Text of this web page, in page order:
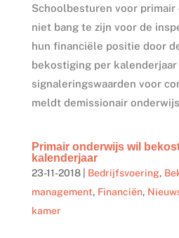
Schoolbesturen voor primair
niet bang te zijn voor de
hun financiële positie door
bekostiging per kalenderjaar
signaleringswaarden voor
meldt demissionair
Primair onderwijs wil
kalenderjaar
23-11-2018| Bedrijfsvoering,
management, Financiën,
kamer